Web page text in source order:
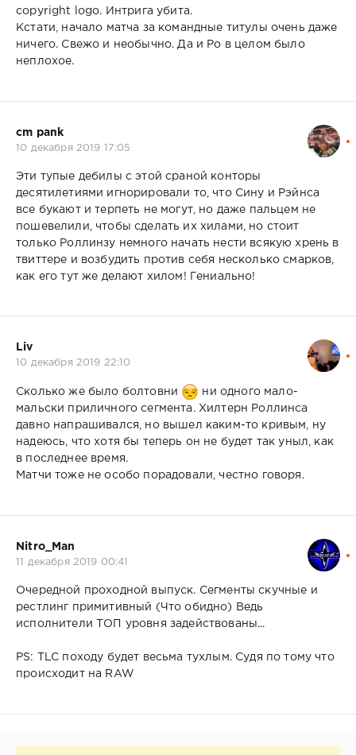
copyright logo. Интрига убита.
Кстати, начало матча за командные титулы очень даже
ничего. Свежо и необычно. Да и Ро в целом было
неплохое.
cm pank
10 декабря 2019 17:05
Эти тупые дебилы с этой сраной конторы
десятилетиями игнорировали то, что Сину и Рэйнса
все букают и терпеть не могут, но даже пальцем не
пошевелили, чтобы сделать их хилами, но стоит
только Роллинзу немного начать нести всякую хрень в
твиттере и возбудить против себя несколько смарков,
как его тут же делают хилом! Гениально!
Liv
10 декабря 2019 22:10
Сколько же было болтовни
ни одного мало-
мальски приличного сегмента. Хилтерн Роллинса
давно напрашивался, но вышел каким-то кривым, ну
надеюсь, что хотя бы теперь он не будет так уныл, как
в последнее время.
Матчи тоже не особо порадовали, честно говоря.
Nitro_Man
11 декабря 2019 00:41
Очередной проходной выпуск. Сегменты скучные и
рестлинг примитивный (Что обидно) Ведь
исполнители ТОП уровня задействованы...
PS: TLC походу будет весьма тухлым. Судя по тому что
происходит на RAW